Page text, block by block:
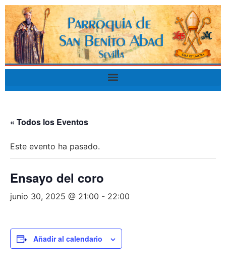
« Todos los Eventos
Este evento ha pasado.
Ensayo del coro
junio 30, 2025 @ 21:00 - 22:00
Añadir al calendario